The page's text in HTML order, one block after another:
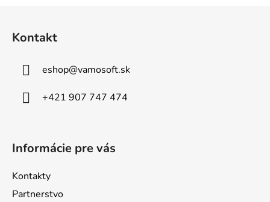
Kontakt
eshop@vamosoft.sk
+421 907 747 474
Informácie pre vás
Kontakty
Partnerstvo